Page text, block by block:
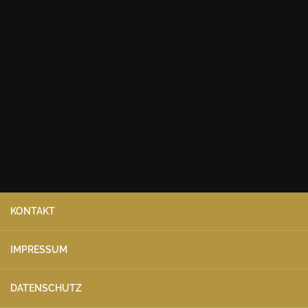
KONTAKT
IMPRESSUM
DATENSCHUTZ